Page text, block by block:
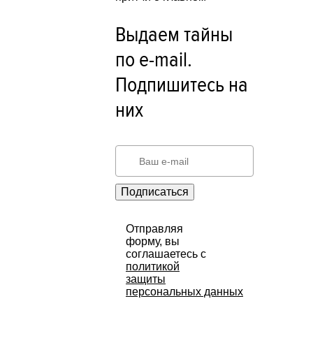
Выдаем тайны
по e-mail.
Подпишитесь на
них
Подписаться
Отправляя
форму, вы
соглашаетесь с
политикой
защиты
персональных данных